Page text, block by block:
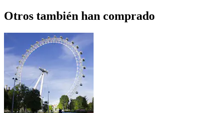
Otros también han comprado